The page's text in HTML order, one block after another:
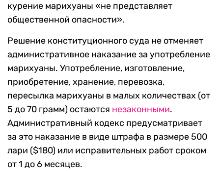
курение марихуаны «не представляет
общественной опасности».
Решение конституционного суда не отменяет
административное наказание за употребление
марихуаны. Употребление, изготовление,
приобретение, хранение, перевозка,
пересылка марихуаны в малых количествах (от
5 до 70 грамм) остаются незаконными.
Административный кодекс предусматривает
за это наказание в виде штрафа в размере 500
лари ($180) или исправительных работ сроком
от 1 до 6 месяцев.